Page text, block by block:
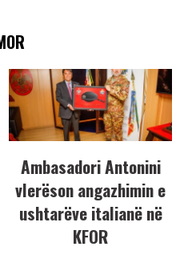
Ambasadori Antonini
vlerëson angazhimin e
ushtarëve italianë në
KFOR